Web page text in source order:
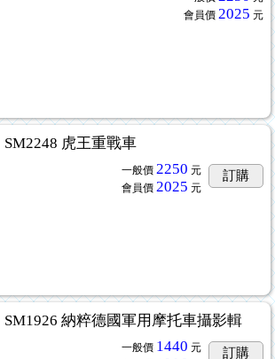
會員價 2025 元
SM2248 虎王重戰車
一般價 2250 元
會員價 2025 元
訂購
SM1926 納粹德國軍用摩托車攝影輯
一般價 1440 元
訂購